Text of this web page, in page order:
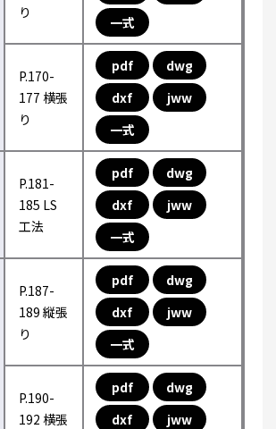
り
一式
P.170-
177 横張
り
pdf
dwg
dxf
jww
一式
P.181-
185 LS
工法
pdf
dwg
dxf
jww
一式
P.187-
189 縦張
り
pdf
dwg
dxf
jww
一式
P.190-
192 横張
pdf
dwg
dxf
jww